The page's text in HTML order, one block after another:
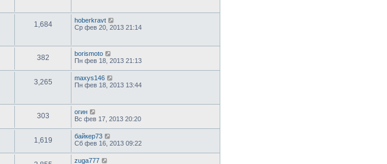
1,684
hoberkravt
Ср фев 20, 2013 21:14
382
borismoto
Пн фев 18, 2013 21:13
3,265
maxys146
Пн фев 18, 2013 13:44
303
огин
Вс фев 17, 2013 20:20
1,619
байкер73
Сб фев 16, 2013 09:22
zuga777